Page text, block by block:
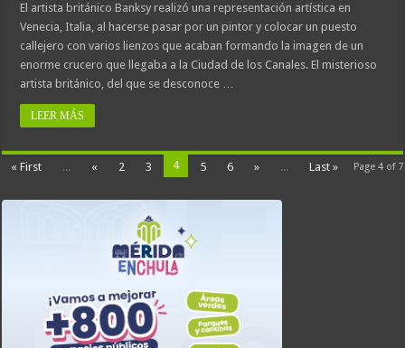
El artista británico Banksy realizó una representación artística en
Venecia, Italia, al hacerse pasar por un pintor y colocar un puesto
callejero con varios lienzos que acaban formando la imagen de un
enorme crucero que llegaba a la Ciudad de los Canales. El misterioso
artista británico, del que se desconoce …
LEER MÁS
Page 4 of 7
« First ... « 2 3 4 5 6 » ... Last »